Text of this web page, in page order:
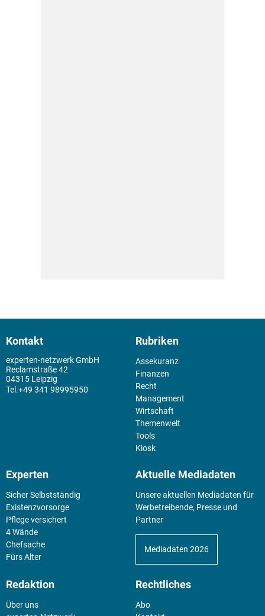
Kontakt
experten-netzwerk GmbH
Reclamstraße 42
04315 Leipzig
+49 341 98995950
Rubriken
Assekuranz
Finanzen
Recht
Management
Wirtschaft
Themenwelt
Tools
Kiosk
Experten
Sicher Selbstständig
Existenz­vorsorge
Pflege versichert
4 Wände
Chefsache
Fürs Alter
Aktuelle Mediadaten
Unsere aktuellen Mediadaten für
Werbetreibende, Presse und
Partner
Mediadaten 2026
Redaktion
Über uns
Rechtliches
Abo